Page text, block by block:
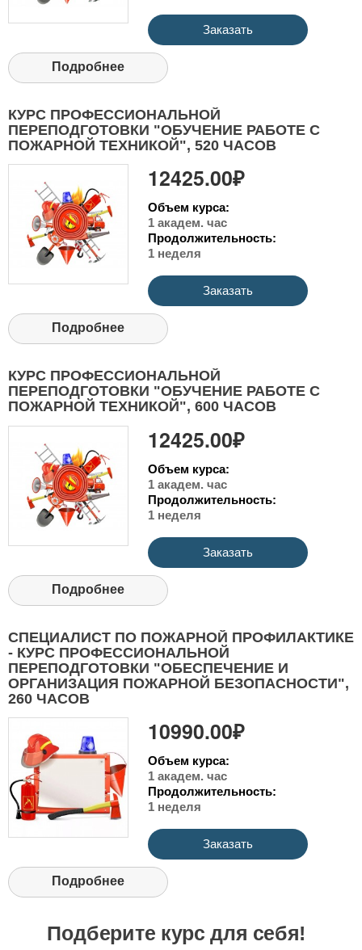
Заказать
Подробнее
КУРС ПРОФЕССИОНАЛЬНОЙ
ПЕРЕПОДГОТОВКИ "ОБУЧЕНИЕ РАБОТЕ С
ПОЖАРНОЙ ТЕХНИКОЙ", 520 ЧАСОВ
12425.00₽
Объем курса:
1 академ. час
Продолжительность:
1 неделя
Заказать
Подробнее
КУРС ПРОФЕССИОНАЛЬНОЙ
ПЕРЕПОДГОТОВКИ "ОБУЧЕНИЕ РАБОТЕ С
ПОЖАРНОЙ ТЕХНИКОЙ", 600 ЧАСОВ
12425.00₽
Объем курса:
1 академ. час
Продолжительность:
1 неделя
Заказать
Подробнее
СПЕЦИАЛИСТ ПО ПОЖАРНОЙ ПРОФИЛАКТИКЕ
- КУРС ПРОФЕССИОНАЛЬНОЙ
ПЕРЕПОДГОТОВКИ "ОБЕСПЕЧЕНИЕ И
ОРГАНИЗАЦИЯ ПОЖАРНОЙ БЕЗОПАСНОСТИ",
260 ЧАСОВ
10990.00₽
Объем курса:
1 академ. час
Продолжительность:
1 неделя
Заказать
Подробнее
Подберите курс для себя!